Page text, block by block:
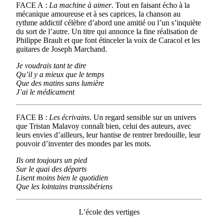
FACE A : La machine à aimer. Tout en faisant écho à la
mécanique amoureuse et à ses caprices, la chanson au
rythme addictif célèbre d’abord une amitié ou l’un s’inquiète
du sort de l’autre. Un titre qui annonce la fine réalisation de
Philippe Brault et que font étinceler la voix de Caracol et les
guitares de Joseph Marchand.
Je voudrais tant te dire
Qu’il y a mieux que le temps
Que des matins sans lumière
J’ai le médicament
FACE B : Les écrivains. Un regard sensible sur un univers
que Tristan Malavoy connaît bien, celui des auteurs, avec
leurs envies d’ailleurs, leur hantise de rentrer bredouille, leur
pouvoir d’inventer des mondes par les mots.
Ils ont toujours un pied
Sur le quai des départs
Lisent moins bien le quotidien
Que les lointains transsibériens
L’école des vertiges